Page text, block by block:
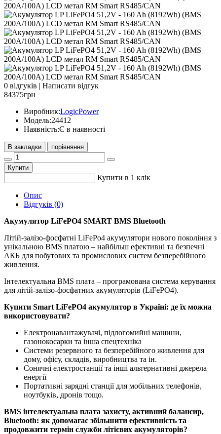
0 відгуків | Написати відгук
84375грн
Виробник:LogicPower
Модель:24412
Наявність:Є в наявності
В закладки порівняння
Купити
Купити в 1 клік
Опис
Відгуків (0)
Акумулятор LiFePO4 SMART BMS Bluetooth
Літій-залізо-фосфатні LiFePo4 акумулятори нового покоління з
унікальною BMS платою – найбільш ефективні та безпечні
АКБ для побутових та промислових систем безперебійного
живлення.
Інтелектуальна BMS плата – програмована система керування
для літій-залізо-фосфатних акумуляторів (LiFePO4).
Купити Smart LiFePO4 акумулятор в Україні: де їх можна
використовувати?
Електронавантажувачі, підлогомийні машини,
газонокосарки та інша спецтехніка
Системи резервного та безперебійного живлення для
дому, офісу, складів, виробництва та ін.
Сонячні електростанції та інші альтернативні джерела
енергії
Портативні зарядні станції для мобільних телефонів,
ноутбуків, дронів тощо.
BMS інтелектуальна плата захисту, активний балансир,
Bluetooth: як допомагає збільшити ефективність та
продовжити термін служби літієвих акумуляторів?